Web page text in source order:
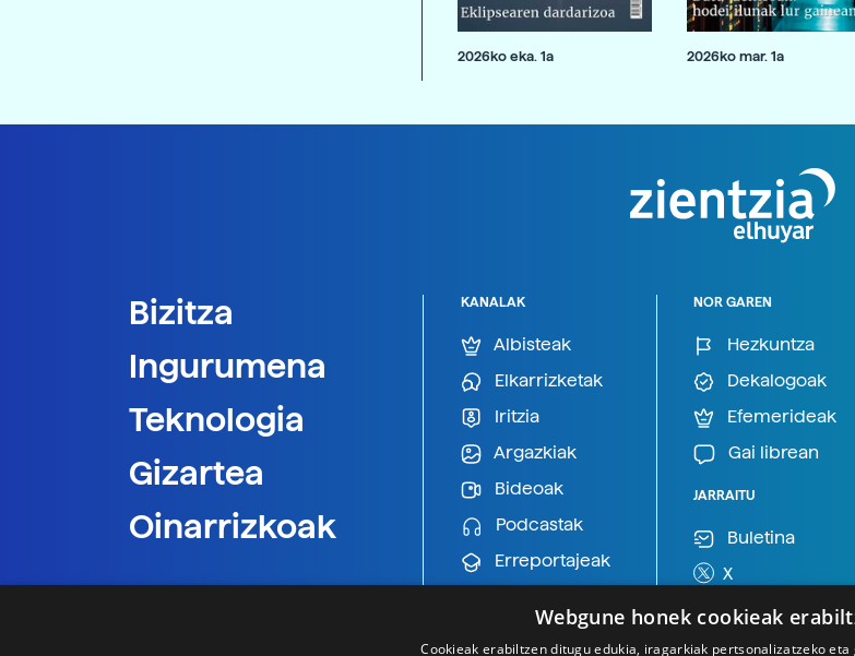
2026ko eka. 1a 2026ko mar. 1a
Bizitza
Ingurumena
Teknologia
Gizartea
Oinarrizkoak
KANALAK
Albisteak
Elkarrizketak
Iritzia
Argazkiak
Bideoak
Podcastak
Erreportajeak
NOR GAREN
Hezkuntza
Dekalogoak
Efemerideak
Gai librean
JARRAITU
Buletina
X
BlueSky
Mastodon
Webgune honek cookieak
Cookieak erabiltzen ditugu edukia, iragarkiak pertsonalizatzeko